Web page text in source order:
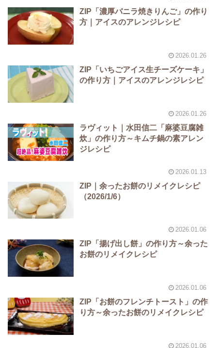
ZIP「濃厚バニラ焼きりんご」の作り
方｜アイスのアレンジレシピ
2026.01.26
ZIP「いちごアイス生チーズケーキ」
の作り方｜アイスのアレンジレシピ
2026.01.26
ラヴィット｜水田信二「麻婆豆腐雑
炊」の作り方～キムチ鍋の素アレン
ジレシピ
2026.01.13
ZIP｜余ったお餅のリメイクレシピ
（2026/1/6）
2026.01.06
ZIP「揚げ出し餅」の作り方～余った
お餅のリメイクレシピ
2026.01.06
ZIP「お餅のフレンチトースト」の作
り方～余ったお餅のリメイクレシピ
2026.01.06